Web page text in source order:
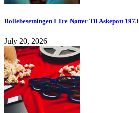
Rollebesetningen I Tre Nøtter Til Askepott 1973
July 20, 2026